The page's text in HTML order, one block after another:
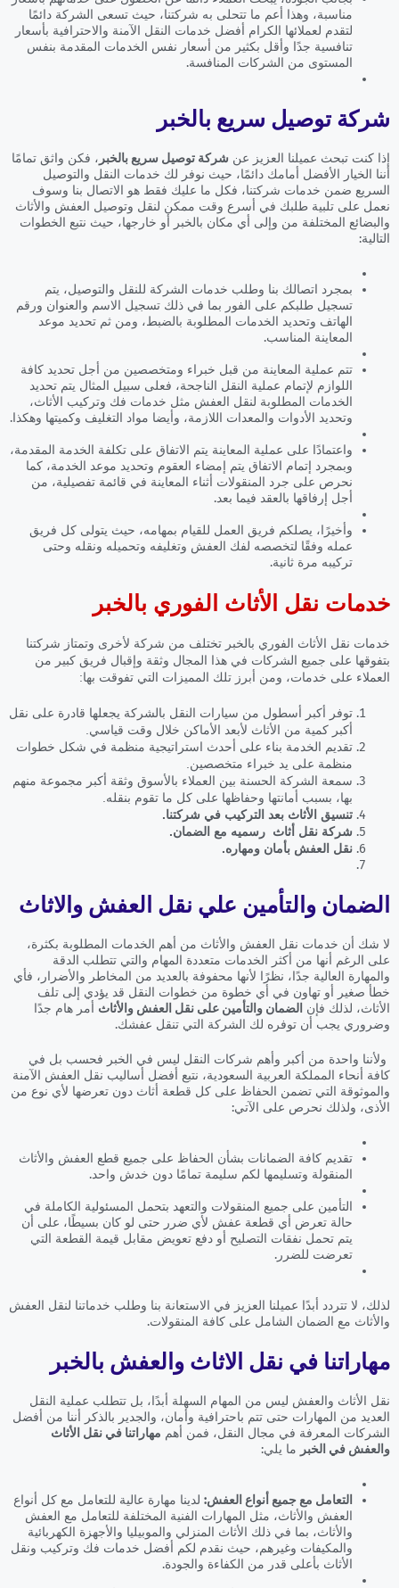
مناسبة، وهذا أعم ما تتحلى به شركتنا، حيث تسعى الشركة دائمًا
لتقدم لعملائها الكرام أفضل خدمات النقل الآمنة والاحترافية بأسعار
تنافسية جدًا وأقل بكثير من أسعار نفس الخدمات المقدمة بنفس
المستوى من الشركات المنافسة.
شركة توصيل سريع بالخبر
إذا كنت تبحث عميلنا العزيز عن شركة توصيل سريع بالخبر ، فكن واثق تمامًا
أننا الخيار الأفضل أمامك دائمًا، حيث نوفر لك خدمات النقل والتوصيل
السريع ضمن خدمات شركتنا، فكل ما عليك فقط هو الاتصال بنا وسوف
نعمل على تلبية طلبك في أسرع وقت ممكن لنقل وتوصيل العفش والأثاث
والبضائع المختلفة من وإلى أي مكان بالخبر أو خارجها، حيث نتبع الخطوات
التالية:
بمجرد اتصالك بنا وطلب خدمات الشركة للنقل والتوصيل، يتم
تسجيل طلبكم على الفور بما في ذلك تسجيل الاسم والعنوان ورقم
الهاتف وتحديد الخدمات المطلوبة بالضبط، ومن ثم تحديد موعد
المعاينة المناسب.
تتم عملية المعاينة من قبل خبراء ومتخصصين من أجل تحديد كافة
اللوازم لإتمام عملية النقل الناجحة، فعلى سبيل المثال يتم تحديد
الخدمات المطلوبة لنقل العفش مثل خدمات فك وتركيب الأثاث،
وتحديد الأدوات والمعدات اللازمة، وأيضا مواد التغليف وكميتها وهكذا.
واعتمادًا على عملية المعاينة يتم الاتفاق على تكلفة الخدمة المقدمة،
وبمجرد إتمام الاتفاق يتم إمضاء العقوم وتحديد موعد الخدمة، كما
نحرص على جرد المنقولات أثناء المعاينة في قائمة تفصيلية، من
أجل إرفاقها بالعقد فيما بعد.
وأخيرًا، يصلكم فريق العمل للقيام بمهامه، حيث يتولى كل فريق
عمله وفقًا لتخصصه لفك العفش وتغليفه وتحميله ونقله وحتى
تركيبه مرة ثانية.
خدمات نقل الأثاث الفوري بالخبر
خدمات نقل الأثاث الفوري بالخبر تختلف من شركة لأخرى وتمتاز شركتنا
بتفوقها على جميع الشركات في هذا المجال وثقة وإقبال فريق كبير من
العملاء على خدمات، ومن أبرز تلك المميزات التي تفوقت بها:
توفر أكبر أسطول من سيارات النقل بالشركة يجعلها قادرة على نقل
أكبر كمية من الأثاث لأبعد الأماكن خلال وقت قياسي.
تقديم الخدمة بناء على أحدث استراتيجية منظمة في شكل خطوات
منظمة على يد خبراء متخصصين.
سمعة الشركة الحسنة بين العملاء بالأسوق وثقة أكبر مجموعة منهم
بها، بسبب أمانتها وحفاظها على كل ما تقوم بنقله.
تنسيق الأثاث بعد التركيب في شركتنا.
شركة نقل أثاث رسميه مع الضمان.
نقل العفش بأمان ومهاره.
الضمان والتأمين علي نقل العفش والاثاث
لا شك أن خدمات نقل العفش والأثاث من أهم الخدمات المطلوبة بكثرة،
على الرغم أنها من أكثر الخدمات متعددة المهام والتي تتطلب الدقة
والمهارة العالية جدًا، نظرًا لأنها محفوفة بالعديد من المخاطر والأضرار، فأي
خطأ صغير أو تهاون في أي خطوة من خطوات النقل قد يؤدي إلى تلف
الأثاث، لذلك فإن الضمان والتأمين على نقل العفش والأثاث أمر هام جدًا
وضروري يجب أن توفره لك الشركة التي تنقل عفشك.
ولأننا واحدة من أكبر وأهم شركات النقل ليس في الخبر فحسب بل في
كافة أنحاء المملكة العربية السعودية، نتبع أفضل أساليب نقل العفش الآمنة
والموثوقة التي تضمن الحفاظ على كل قطعة أثاث دون تعرضها لأي نوع من
الأذى، ولذلك نحرص على الآتي:
تقديم كافة الضمانات بشأن الحفاظ على جميع قطع العفش والأثاث
المنقولة وتسليمها لكم سليمة تمامًا دون خدش واحد.
التأمين على جميع المنقولات والتعهد بتحمل المسئولية الكاملة في
حالة تعرض أي قطعة عفش لأي ضرر حتى لو كان بسيطًا، على أن
يتم تحمل نفقات التصليح أو دفع تعويض مقابل قيمة القطعة التي
تعرضت للضرر.
لذلك، لا تتردد أبدًا عميلنا العزيز في الاستعانة بنا وطلب خدماتنا لنقل العفش
والأثاث مع الضمان الشامل على كافة المنقولات.
مهاراتنا في نقل الاثاث والعفش بالخبر
نقل الأثاث والعفش ليس من المهام السهلة أبدًا، بل تتطلب عملية النقل
العديد من المهارات حتى تتم باحترافية وأمان، والجدير بالذكر أننا من أفضل
الشركات المعرفة في مجال النقل، فمن أهم مهاراتنا في نقل الأثاث
والعفش في الخبر ما يلي:
التعامل مع جميع أنواع العفش: لدينا مهارة عالية للتعامل مع كل أنواع
العفش والأثاث، مثل المهارات الفنية المختلفة للتعامل مع العفش
والأثاث، بما في ذلك الأثاث المنزلي والموبيليا والأجهزة الكهربائية
والمكيفات وغيرهم، حيث نقدم لكم أفضل خدمات فك وتركيب ونقل
الأثاث بأعلى قدر من الكفاءة والجودة.